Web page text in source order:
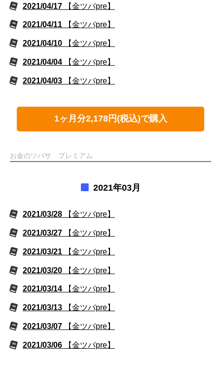
2021/04/17 【金ツバpre】
2021/04/11 【金ツバpre】
2021/04/10 【金ツバpre】
2021/04/04 【金ツバpre】
2021/04/03 【金ツバpre】
1ヶ月分2,178円(税込)で購入
お金のツバサ プレミアム
2021年03月
2021/03/28 【金ツバpre】
2021/03/27 【金ツバpre】
2021/03/21 【金ツバpre】
2021/03/20 【金ツバpre】
2021/03/14 【金ツバpre】
2021/03/13 【金ツバpre】
2021/03/07 【金ツバpre】
2021/03/06 【金ツバpre】